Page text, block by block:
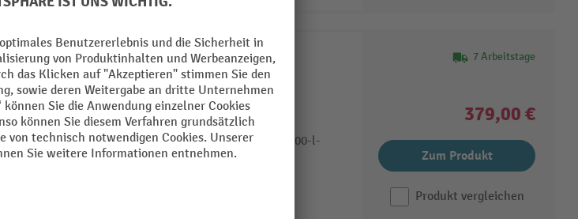
DENIOS Fassgreifer FGH für Stahl und Kunststoff-L-
Ringfässer, Kettenausführung
Fassgehänge FGH zum vertikalen Heben und
Transportieren dicht stehender Fässer
Für 110-/220-l-Kunststoff-L-Ringfässer und 60-/200-l-
Stahlsickenfässer
7 Arbeitstage
379,00 €
Zum Produkt
Produkt vergleichen